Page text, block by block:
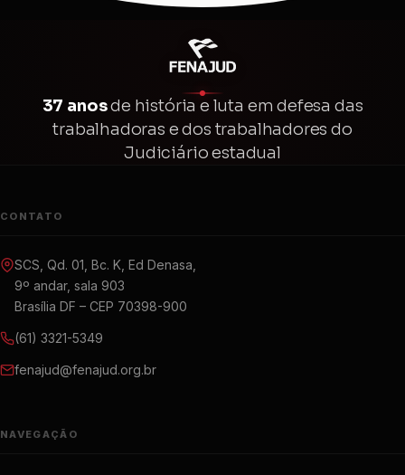
37 anosde história e luta em defesa das
trabalhadoras e dos trabalhadores do
Judiciário estadual
CONTATO
SCS, Qd. 01, Bc. K, Ed Denasa,
9º andar, sala 903
Brasília DF – CEP 70398-900
(61) 3321-5349
fenajud@fenajud.org.br
NAVEGAÇÃO